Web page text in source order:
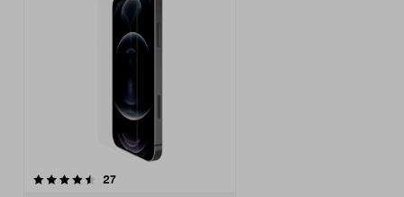
27arvostelut